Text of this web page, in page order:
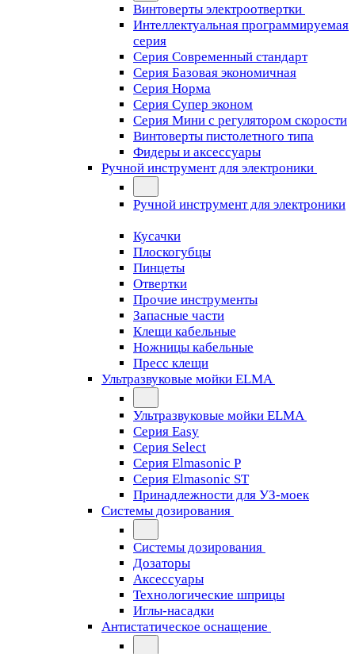
Винтоверты электроотвертки
Интеллектуальная программируемая
серия
Серия Современный стандарт
Серия Базовая экономичная
Серия Норма
Серия Cупер эконом
Серия Мини с регулятором скорости
Винтоверты пистолетного типа
Фидеры и аксессуары
Ручной инструмент для электроники
Ручной инструмент для электроники
Кусачки
Плоскогубцы
Пинцеты
Отвертки
Прочие инструменты
Запасные части
Клещи кабельные
Ножницы кабельные
Пресс клещи
Ультразвуковые мойки ELMA
Ультразвуковые мойки ELMA
Серия Easy
Серия Select
Серия Elmasonic P
Серия Elmasonic ST
Принадлежности для УЗ-моек
Системы дозирования
Системы дозирования
Дозаторы
Аксессуары
Технологические шприцы
Иглы-насадки
Антистатическое оснащение